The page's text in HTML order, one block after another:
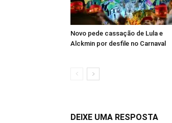
Novo pede cassação de Lula e
Alckmin por desfile no Carnaval
DEIXE UMA RESPOSTA